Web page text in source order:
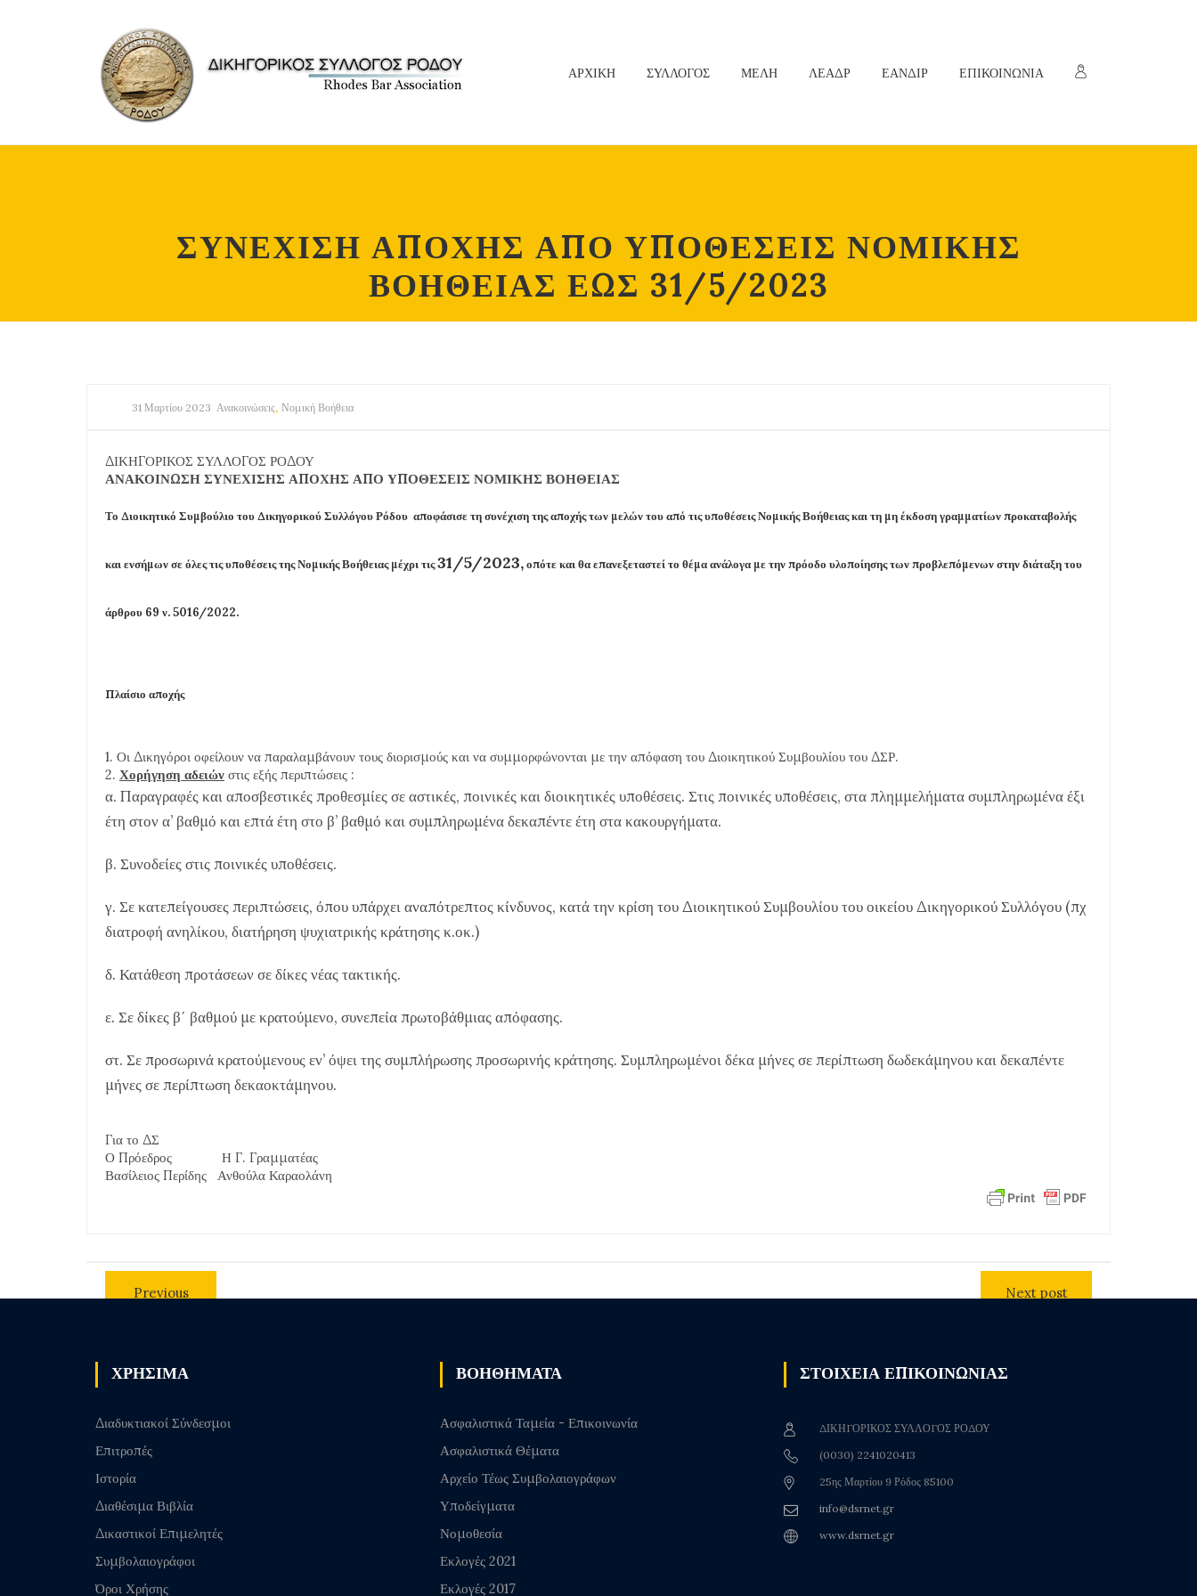
ΑΡΧΙΚΗ ΣΥΛΛΟΓΟΣ ΜΕΛΗ ΛΕΑΔΡ ΕΑΝΔΙΡ ΕΠΙΚΟΙΝΩΝΙΑ
ΣΥΝΕΧΙΣΗ ΑΠΟΧΗΣ ΑΠΟ ΥΠΟΘΕΣΕΙΣ ΝΟΜΙΚΗΣ
ΒΟΗΘΕΙΑΣ ΕΩΣ 31/5/2023
31 Μαρτίου 2023 Ανακοινώσεις, Νομική Βοήθεια
ΔΙΚΗΓΟΡΙΚΟΣ ΣΥΛΛΟΓΟΣ ΡΟΔΟΥ
ΑΝΑΚΟΙΝΩΣΗ ΣΥΝΕΧΙΣΗΣ ΑΠΟΧΗΣ ΑΠΟ ΥΠΟΘΕΣΕΙΣ ΝΟΜΙΚΗΣ ΒΟΗΘΕΙΑΣ
Το Διοικητικό Συμβούλιο του Δικηγορικού Συλλόγου Ρόδου αποφάσισετη συνέχιση της αποχής των μελών του από τις υποθέσεις Νομικής Βοήθειας και τη μη έκδοση γραμματίων προκαταβολής
και ενσήμων σε όλες τις υποθέσεις της Νομικής Βοήθειας μέχρι τις31/5/2023,οπότε και θα επανεξεταστεί το θέμα ανάλογα με την πρόοδο υλοποίησης των προβλεπόμενων στην διάταξη του
άρθρου 69 ν. 5016/2022.
Πλαίσιο αποχής
1. Οι Δικηγόροι οφείλουν να παραλαμβάνουν τους διορισμούς και να συμμορφώνονται με την απόφαση του Διοικητικού Συμβουλίου του ΔΣΡ.
2. Χορήγηση αδειών στις εξής περιπτώσεις :
α. Παραγραφές και αποσβεστικές προθεσμίες σε αστικές, ποινικές και διοικητικές υποθέσεις. Στις ποινικές υποθέσεις, στα πλημμελήματα συμπληρωμένα έξι
έτη στον α’ βαθμό και επτά έτη στο β’ βαθμό και συμπληρωμένα δεκαπέντε έτη στα κακουργήματα.
β. Συνοδείες στις ποινικές υποθέσεις.
γ. Σε κατεπείγουσες περιπτώσεις, όπου υπάρχει αναπότρεπτος κίνδυνος, κατά την κρίση του Διοικητικού Συμβουλίου του οικείου Δικηγορικού Συλλόγου (πχ
διατροφή ανηλίκου, διατήρηση ψυχιατρικής κράτησης κ.οκ.)
δ. Κατάθεση προτάσεων σε δίκες νέας τακτικής.
ε. Σε δίκες β΄ βαθμού με κρατούμενο, συνεπεία πρωτοβάθμιας απόφασης.
στ. Σε προσωρινά κρατούμενους εν’ όψει της συμπλήρωσης προσωρινής κράτησης. Συμπληρωμένοι δέκα μήνες σε περίπτωση δωδεκάμηνου και δεκαπέντε
μήνες σε περίπτωση δεκαοκτάμηνου.
Για το ΔΣ
Ο Πρόεδρος Η Γ. Γραμματέας
Βασίλειος Περίδης Ανθούλα Καραολάνη
Previous
Next post
ΧΡΗΣΙΜΑ
Διαδυκτιακοί Σύνδεσμοι
Επιτροπές
Ιστορία
Διαθέσιμα Βιβλία
Δικαστικοί Επιμελητές
Συμβολαιογράφοι
Όροι Χρήσης
ΒΟΗΘΗΜΑΤΑ
Ασφαλιστικά Ταμεία - Επικοινωνία
Ασφαλιστικά Θέματα
Αρχείο Τέως Συμβολαιογράφων
Υποδείγματα
Νομοθεσία
Εκλογές 2021
Εκλογές 2017
ΣΤΟΙΧΕΙΑ ΕΠΙΚΟΙΝΩΝΙΑΣ
ΔΙΚΗΓΟΡΙΚΟΣ ΣΥΛΛΟΓΟΣ ΡΟΔΟΥ
(0030) 2241020413
25ης Μαρτίου 9 Ρόδος 85100
info@dsrnet.gr
www.dsrnet.gr